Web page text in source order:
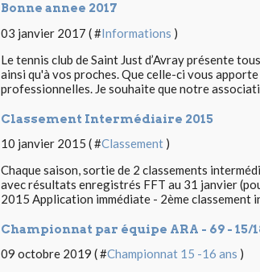
Bonne annee 2017
03 janvier 2017 ( #Informations )
Le tennis club de Saint Just d’Avray présente
ainsi qu'à vos proches. Que celle-ci vous
professionnelles. Je souhaite que notre
Classement Intermédiaire 2015
10 janvier 2015 ( #Classement )
Chaque saison, sortie de 2 classements
avec résultats enregistrés FFT au 31 janvier
2015 Application immédiate - 2ème classement
Championnat par équipe ARA - 69 - 15/
09 octobre 2019 ( #Championnat 15 -16 ans )